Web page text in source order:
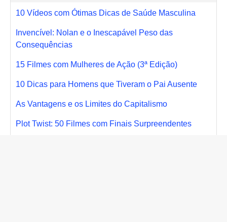
10 Vídeos com Ótimas Dicas de Saúde Masculina
Invencível: Nolan e o Inescapável Peso das
Consequências
15 Filmes com Mulheres de Ação (3ª Edição)
10 Dicas para Homens que Tiveram o Pai Ausente
As Vantagens e os Limites do Capitalismo
Plot Twist: 50 Filmes com Finais Surpreendentes